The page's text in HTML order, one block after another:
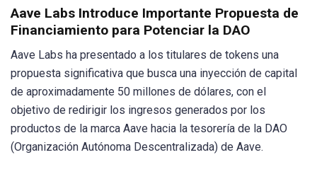
Aave Labs Introduce Importante Propuesta de
Financiamiento para Potenciar la DAO
Aave Labs ha presentado a los titulares de tokens una
propuesta significativa que busca una inyección de capital
de aproximadamente 50 millones de dólares, con el
objetivo de redirigir los ingresos generados por los
productos de la marca Aave hacia la tesorería de la DAO
(Organización Autónoma Descentralizada) de Aave.